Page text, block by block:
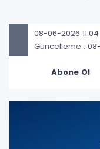
08-06-2026 11:04
Güncelleme :
Abone Ol